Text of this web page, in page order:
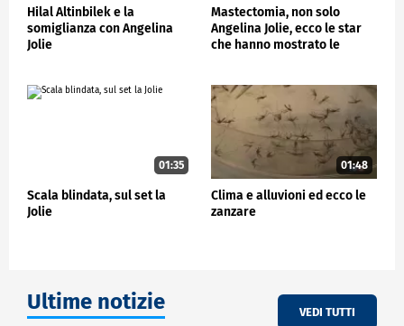
Hilal Altinbilek e la
somiglianza con Angelina
Jolie
Mastectomia, non solo
Angelina Jolie, ecco le star
che hanno mostrato le
01:35
Scala blindata, sul set la
Jolie
01:48
Clima e alluvioni ed ecco le
zanzare
Ultime notizie VEDI TUTTI